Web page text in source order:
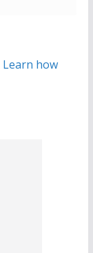
Learn how